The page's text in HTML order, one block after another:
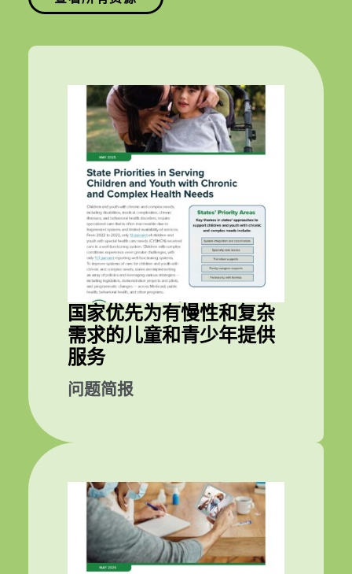
国家优先为有慢性和复杂
需求的儿童和青少年提供
服务
问题简报